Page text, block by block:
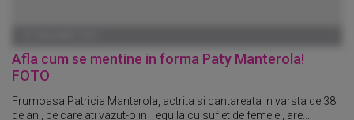
Afla cum se mentine in forma Paty Manterola!
FOTO
Frumoasa Patricia Manterola, actrita si cantareata in varsta de 38
de ani, pe care ati vazut-o in Tequila cu suflet de femeie , are...